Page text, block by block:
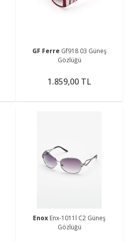
GF Ferre Gf918 03 Güneş
Gözlüğü
1.859,00 TL
Enox Enx-1011l C2 Güneş
Gözlüğü